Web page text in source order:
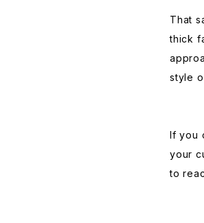
That
thick
style
If you
your
to